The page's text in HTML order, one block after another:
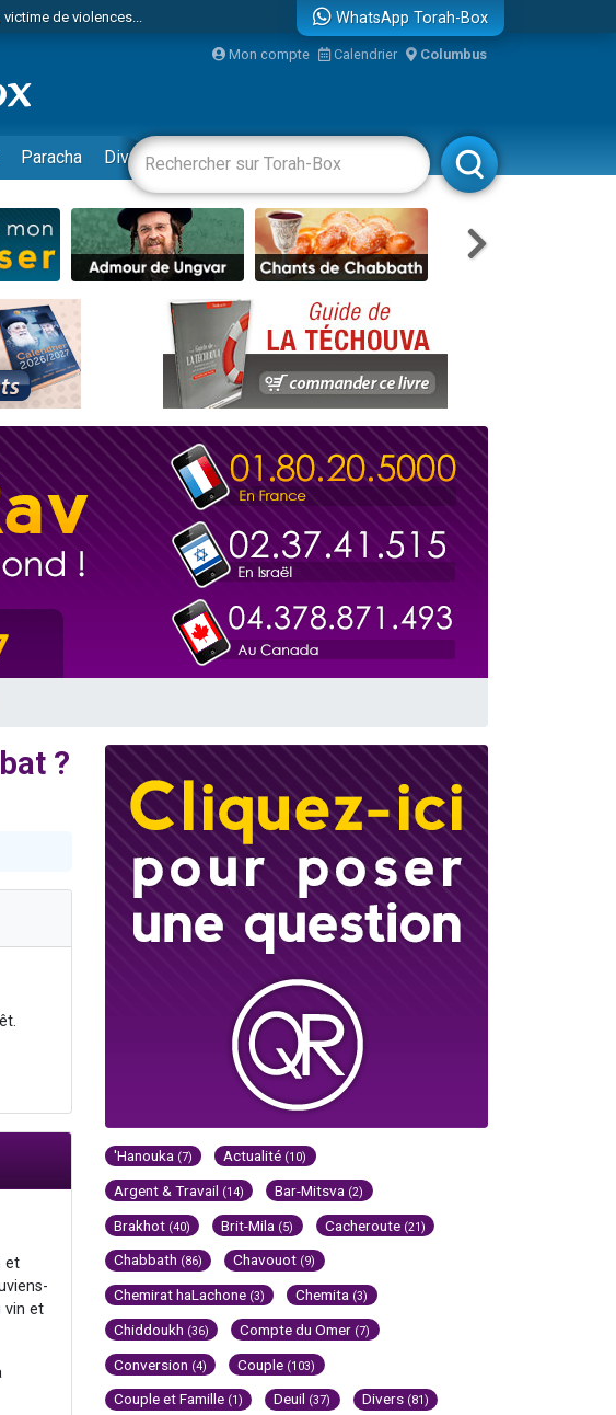
de violences...
insalubre
WhatsApp Torah-Box
Mon compte Calendrier Columbus
Paracha Divertissements Livres Rabbanim
?
et
vin et
'Hanouka (7) Actualité (10)
Argent & Travail (14) Bar-Mitsva (2)
Brakhot (40) Brit-Mila (5) Cacheroute (21)
Chabbath (86) Chavouot (9)
Chemirat haLachone (3) Chemita (3)
Chiddoukh (36) Compte du Omer (7)
Conversion (4) Couple (103)
Couple et Famille (1) Deuil (37) Divers (81)